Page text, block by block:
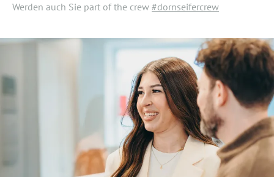
Werden auch Sie part of the crew #dornseifercrew